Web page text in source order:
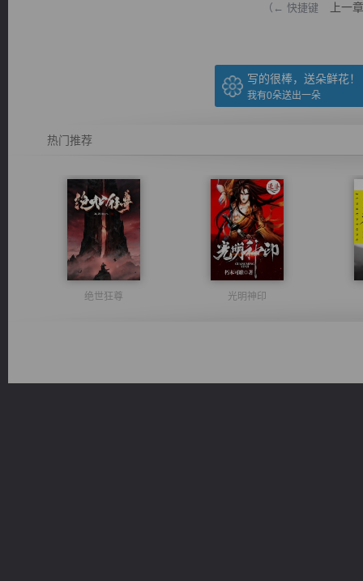
（← 快捷键 上一章
写的很棒，送朵鲜花！
我有0朵送出一朵
热门推荐
绝世狂尊 光明神印